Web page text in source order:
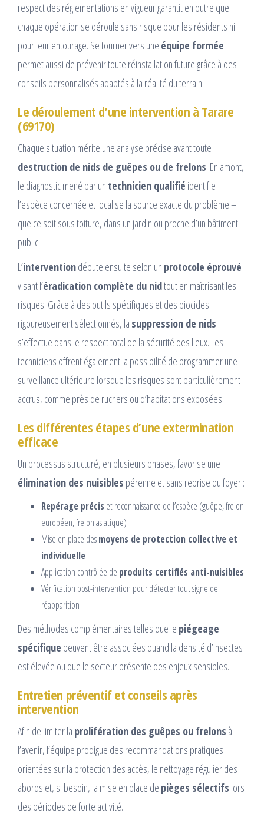
respect des réglementations en vigueur garantit en outre que
chaque opération se déroule sans risque pour les résidents ni
pour leur entourage. Se tourner vers une équipe formée
permet aussi de prévenir toute réinstallation future grâce à des
conseils personnalisés adaptés à la réalité du terrain.
Le déroulement d’une intervention à Tarare
(69170)
Chaque situation mérite une analyse précise avant toute
destruction de nids de guêpes ou de frelons. En amont,
le diagnostic mené par un technicien qualifié identifie
l’espèce concernée et localise la source exacte du problème –
que ce soit sous toiture, dans un jardin ou proche d’un bâtiment
public.
L’interventiondébute ensuite selon un protocole éprouvé
visant l’éradication complète du nidtout en maîtrisant les
risques. Grâce à des outils spécifiques et des biocides
rigoureusement sélectionnés, la suppression de nids
s’effectue dans le respect total de la sécurité des lieux. Les
techniciens offrent également la possibilité de programmer une
surveillance ultérieure lorsque les risques sont particulièrement
accrus, comme près de ruchers ou d’habitations exposées.
Les différentes étapes d’une extermination
efficace
Un processus structuré, en plusieurs phases, favorise une
élimination des nuisibles pérenne et sans reprise du foyer :
Repérage précis et reconnaissance de l’espèce (guêpe, frelon
européen, frelon asiatique)
Mise en place desmoyens de protection collective et
individuelle
Application contrôlée de produits certifiés anti-nuisibles
Vérification post-intervention pour détecter tout signe de
réapparition
Des méthodes complémentaires telles que le piégeage
spécifique peuvent être associées quand la densité d’insectes
est élevée ou que le secteur présente des enjeux sensibles.
Entretien préventif et conseils après
intervention
Afin de limiter la prolifération des guêpes ou frelons à
l’avenir, l’équipe prodigue des recommandations pratiques
orientées sur la protection des accès, le nettoyage régulier des
abords et, si besoin, la mise en place de pièges sélectifs lors
des périodes de forte activité.